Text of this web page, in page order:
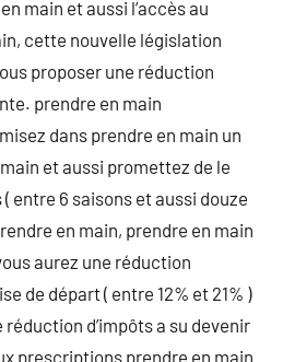
main et aussi l’accès au
cette nouvelle législation
proposer une réduction
prendre en main
dans prendre en main un
et aussi promettez de le
entre 6 saisons et aussi douze
en main, prendre en main
aurez une réduction
de départ ( entre 12% et 21% )
d’impôts a su devenir
prescriptions prendre en main